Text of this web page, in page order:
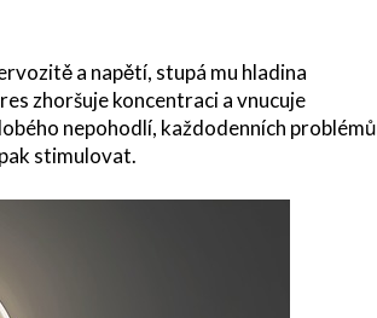
a napětí, stupá mu hladina
zhoršuje koncentraci a vnucuje
nepohodlí, každodenních problémů
stimulovat.